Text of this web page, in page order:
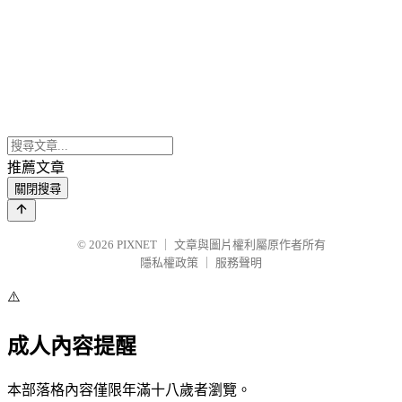
推薦文章
關閉搜尋
© 2026 PIXNET
文章與圖片權利屬原作者所有
隱私權政策
服務聲明
⚠️
成人內容提醒
本部落格內容僅限年滿十八歲者瀏覽。